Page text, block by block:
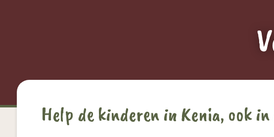
Help de kinderen in Kenia, ook